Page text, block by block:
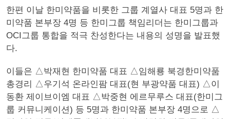
한편 이날 한미약품을 비롯한 그룹 계열사 대표 5명과 한
미약품 본부장 4명 등 한미그룹 책임리더는 한미그룹과
OCI그룹 통합을 적극 찬성한다는 내용의 성명을 발표했
다.
이들은 △박재현 한미약품 대표 △임해룡 북경한미약품
총경리 △우기석 온라인팜 대표(현 부광약품 대표) △이
동환 제이브이엠 대표 △박중현 에르무루스 대표(한미그
룹 커뮤니케이션) 등 5명과 한미약품 본부장 4명으로 △